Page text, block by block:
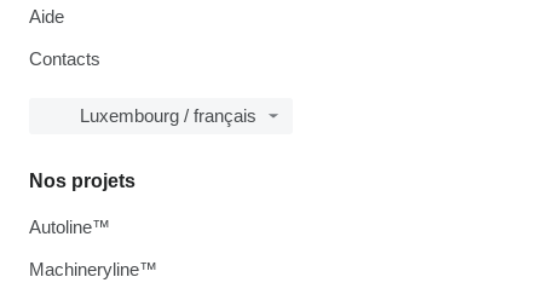
Aide
Contacts
Luxembourg / français
Nos projets
Autoline™
Machineryline™